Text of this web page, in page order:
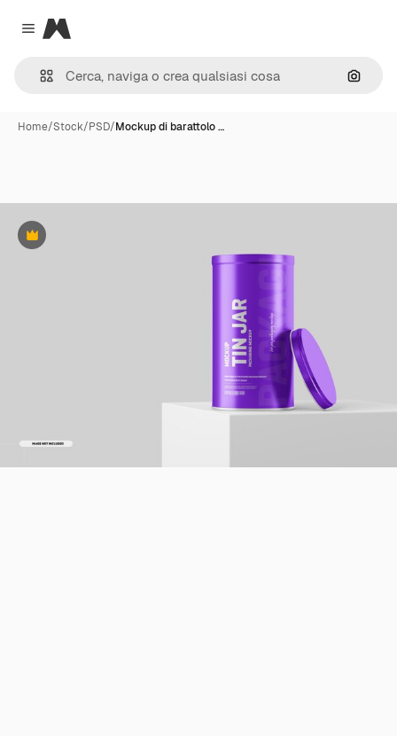
Close menu
Magnific
Cerca
Home/Stock/PSD/Mockup di barattolo …
Premium